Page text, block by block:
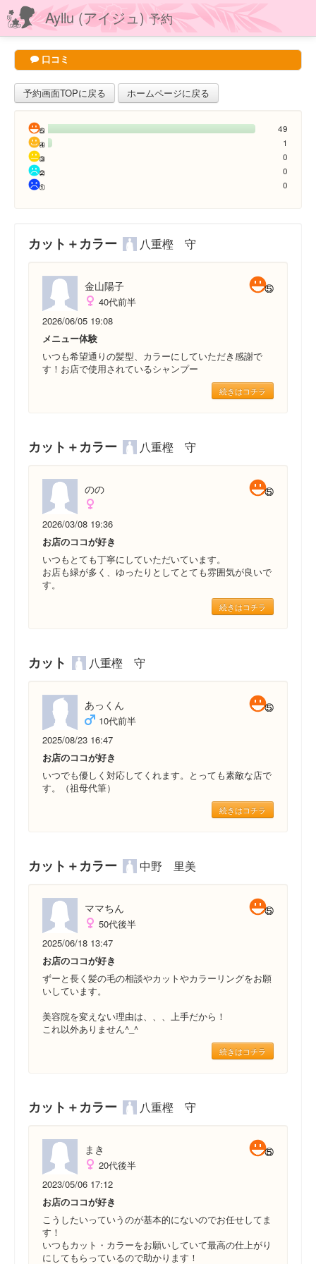
Ayllu (アイジュ)予約
口コミ
予約画面TOPに戻る ホームページに戻る
49
1
0
0
0
カット＋カラー 八重樫 守
金山陽子
40代前半
2026/06/05 19:08
メニュー体験
いつも希望通りの髪型、カラーにしていただき感謝で
す！お店で使用されているシャンプー
続きはコチラ
カット＋カラー 八重樫 守
のの
2026/03/08 19:36
お店のココが好き
いつもとても丁寧にしていただいています。
お店も緑が多く、ゆったりとしてとても雰囲気が良いで
す。
続きはコチラ
カット 八重樫 守
あっくん
10代前半
2025/08/23 16:47
お店のココが好き
いつでも優しく対応してくれます。とっても素敵な店で
す。（祖母代筆）
続きはコチラ
カット＋カラー 中野 里美
ママちん
50代後半
2025/06/18 13:47
お店のココが好き
ずーと長く髪の毛の相談やカットやカラーリングをお願
いしています。
美容院を変えない理由は、、、上手だから！
これ以外ありません^_^
続きはコチラ
カット＋カラー 八重樫 守
まき
20代後半
2023/05/06 17:12
お店のココが好き
こうしたいっていうのが基本的にないのでお任せしてま
す！
いつもカット・カラーをお願いしていて最高の仕上がり
にしてもらっているので助かります！